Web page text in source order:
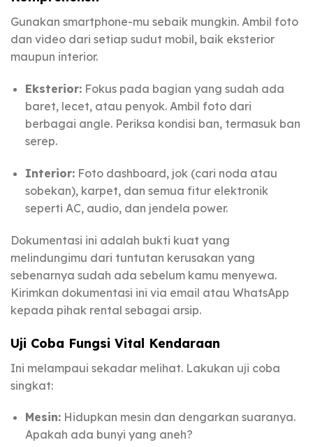
Gunakan smartphone-mu sebaik mungkin. Ambil foto
dan video dari setiap sudut mobil, baik eksterior
maupun interior.
Eksterior:Fokus pada bagian yang sudah ada
baret, lecet, atau penyok. Ambil foto dari
berbagai angle. Periksa kondisi ban, termasuk ban
serep.
Interior:Foto dashboard, jok (cari noda atau
sobekan), karpet, dan semua fitur elektronik
seperti AC, audio, dan jendela power.
Dokumentasi ini adalah bukti kuat yang
melindungimu dari tuntutan kerusakan yang
sebenarnya sudah ada sebelum kamu menyewa.
Kirimkan dokumentasi ini via email atau WhatsApp
kepada pihak rental sebagai arsip.
Uji Coba Fungsi Vital Kendaraan
Ini melampaui sekadar melihat. Lakukan uji coba
singkat:
Mesin:Hidupkan mesin dan dengarkan suaranya.
Apakah ada bunyi yang aneh?